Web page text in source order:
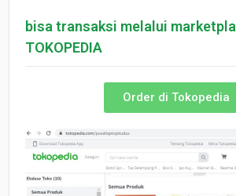
bisa transaksi melalui
TOKOPEDIA
Order di Tokopedia